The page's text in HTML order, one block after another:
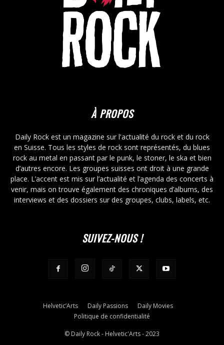
À PROPOS
Daily Rock est un magazine sur l'actualité du rock et du rock
en Suisse. Tous les styles de rock sont représentés, du blues
rock au metal en passant par le punk, le stoner, le ska et bien
d’autres encore. Les groupes suisses ont droit à une grande
place. L’accent est mis sur l’actualité et l’agenda des concerts à
venir, mais on trouve également des chroniques d’albums, des
interviews et des dossiers sur des groupes, clubs, labels, etc.
SUIVEZ-NOUS !
Helvetic’Arts Daily Passions
Daily Movies
Politique de confidentialité
© Daily Rock - Helvetic'Arts - 2023